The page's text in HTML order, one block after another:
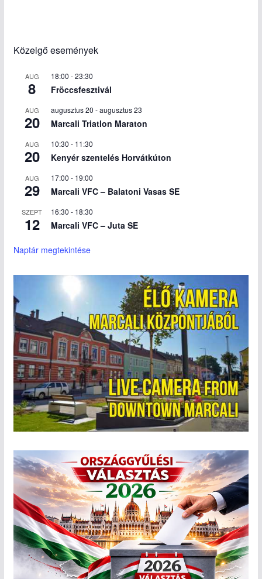
Közelgő események
AUG
8
18:00 -23:30
Fröccsfesztivál
AUG
20
augusztus 20 -augusztus 23
Marcali Triatlon Maraton
AUG
20
10:30 - 11:30
Kenyér szentelés Horvátkúton
AUG
29
17:00 - 19:00
Marcali VFC – Balatoni Vasas SE
SZEPT
12
16:30 - 18:30
Marcali VFC – Juta SE
Naptár megtekintése